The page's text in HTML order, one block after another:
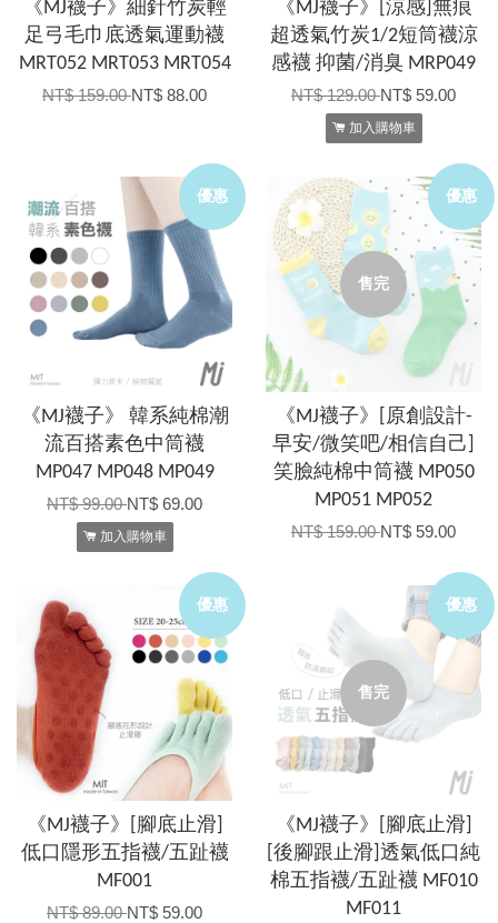
《MJ襪子》細針竹炭輕
足弓毛巾底透氣運動襪
MRT052 MRT053 MRT054
NT$ 159.00NT$ 88.00
《MJ襪子》[涼感]無痕
超透氣竹炭1/2短筒襪涼
感襪 抑菌/消臭 MRP049
NT$ 129.00NT$ 59.00
加入購物車
優惠
《MJ襪子》 韓系純棉潮
流百搭素色中筒襪
MP047 MP048 MP049
NT$ 99.00NT$ 69.00
加入購物車
優惠
售完
《MJ襪子》[原創設計-
早安/微笑吧/相信自己]
笑臉純棉中筒襪 MP050
MP051 MP052
NT$ 159.00NT$ 59.00
優惠
《MJ襪子》[腳底止滑]
低口隱形五指襪/五趾襪
MF001
NT$ 89.00NT$ 59.00
優惠
售完
《MJ襪子》[腳底止滑]
[後腳跟止滑]透氣低口純
棉五指襪/五趾襪 MF010
MF011